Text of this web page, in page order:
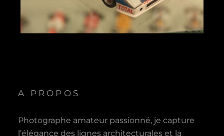
A PROPOS
Photographe amateur passionné, je capture
l’élégance des lignes architecturales et la